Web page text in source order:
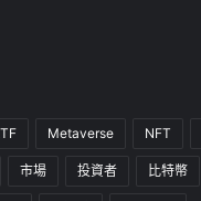
Metaverse NFT
市場 投資者 比特幣